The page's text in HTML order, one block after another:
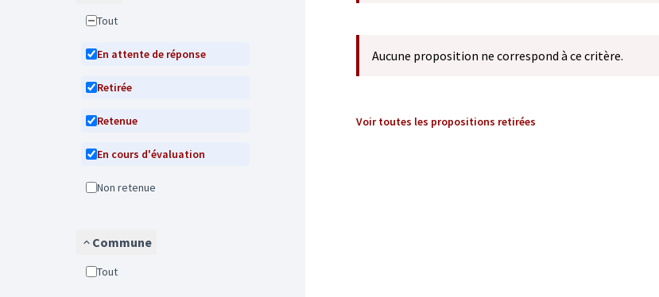
Tout
En attente de réponse
Retirée
Retenue
En cours d'évaluation
Non retenue
Commune
Tout
Aucune proposition ne correspond à ce critère.
Voir toutes les propositions retirées